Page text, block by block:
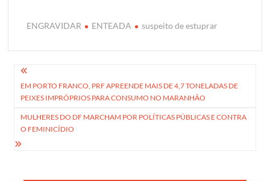
ENGRAVIDAR ENTEADA suspeito de estuprar
Navegação
de
Post
EM PORTO FRANCO, PRF APREENDE MAIS DE 4,7 TONELADAS DE
PEIXES IMPRÓPRIOS PARA CONSUMO NO MARANHÃO
MULHERES DO DF MARCHAM POR POLÍTICAS PÚBLICAS E CONTRA
O FEMINICÍDIO